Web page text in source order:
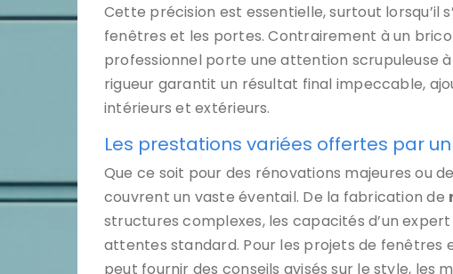
Cette précision est essentielle, surtout lorsqu’il
fenêtres et les portes. Contrairement à un
professionnel porte une attention scrupuleuse
rigueur garantit un résultat final impeccable,
intérieurs et extérieurs.
Les prestations variées offertes par
Que ce soit pour des rénovations majeures ou
couvrent un vaste éventail. De la fabrication de
structures complexes, les capacités d’un
attentes standard. Pour les projets de fenêtres
peut fournir des conseils avisés sur le style, les